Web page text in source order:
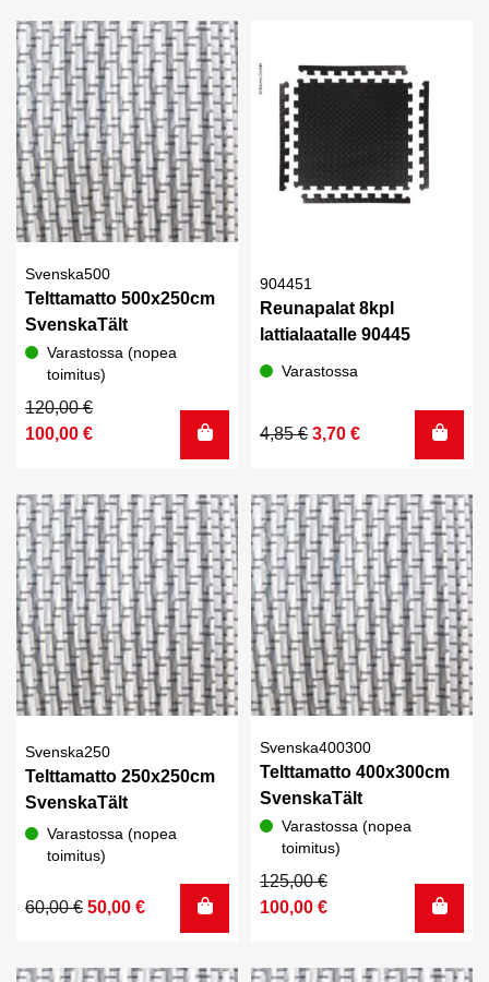
Svenska500
Telttamatto 500x250cm
SvenskaTält
Varastossa (nopea
toimitus)
120,00€
Alkuperäinen
hinta
100,00 €
Nykyinen
hinta
904451
Reunapalat 8kpl
lattialaatalle 90445
Varastossa
4,85€
Alkuperäinen
4,85 €.
3,70 €
Nykyinen
3,70 €.
Svenska250
Telttamatto 250x250cm
SvenskaTält
Varastossa (nopea
toimitus)
60,00€
Alkuperäinen
50,00 €
Nykyinen
Svenska400300
Telttamatto 400x300cm
SvenskaTält
Varastossa (nopea
toimitus)
125,00€
Alkuperäinen
hinta
100,00 €
Nykyinen
hinta